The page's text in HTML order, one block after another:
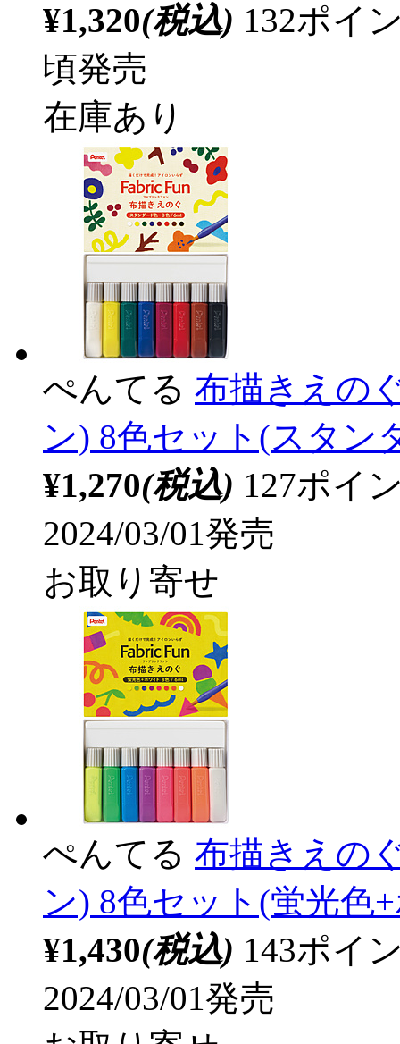
¥1,320(税込) 132ポイ
頃発売
在庫あり
ぺんてる 布描きえの
ン) 8色セット(スタン
¥1,270(税込) 127ポイ
2024/03/01発売
お取り寄せ
ぺんてる 布描きえの
ン) 8色セット(蛍光色
¥1,430(税込) 143ポイ
2024/03/01発売